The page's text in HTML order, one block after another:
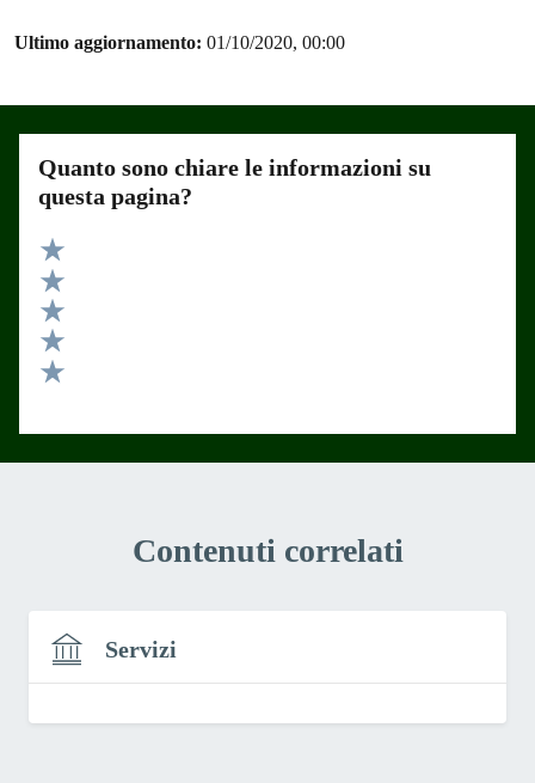
Ultimo aggiornamento: 01/10/2020, 00:00
Quanto sono chiare le informazioni su
questa pagina?
Valuta 5 stelle su 5
Valuta 4 stelle su 5
Valuta 3 stelle su 5
Valuta 2 stelle su 5
Contenuti correlati
Servizi